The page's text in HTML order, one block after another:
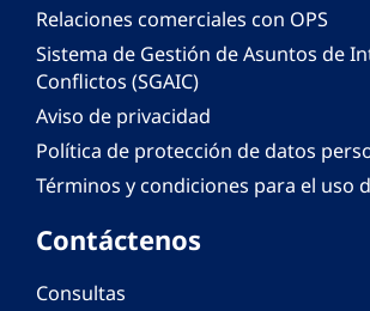
Relaciones comerciales con OPS
Sistema de Gestión de Asuntos de
Conflictos (SGAIC)
Aviso de privacidad
Política de protección de datos
Términos y condiciones para el uso
Contáctenos
Consultas